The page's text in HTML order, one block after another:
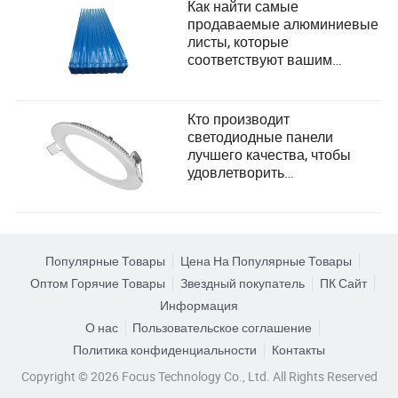
Рейтинг женского трофея Копа:
Вики Лопес (Испания, Барселона)
Линда Кайседо (Колумбия, Реал Мадрид)
Вике Каптейн (Нидерланды, Челси)
Лучшие тренеры и клубы отмечены на церемонии
Золотого мяча 2025
Индивидуальное мастерство процветает под
Золотой мяч 2025
справедливо отметил мастеров на
боковой линии и организации, которые достигли
беспрецедентного успеха за последний год.
Трофей Йохана Кройфа: Луис Энрике и Сарина
мастерское руководство ПСЖ историческим
квадруплом, включая их первый в истории титул Лиги
Как найти самые
продаваемые алюминиевые
листы, которые
соответствуют вашим
Кто производит
светодиодные панели
лучшего качества, чтобы
удовлетворить
пользователей и критерии
Популярные Товары
Цена На Популярные Товары
Оптом Горячие Товары
Звездный покупатель
ПК Сайт
Информация
О нас
Пользовательское соглашение
Политика конфиденциальности
Контакты
Copyright © 2026 Focus Technology Co., Ltd. All Rights Reserved